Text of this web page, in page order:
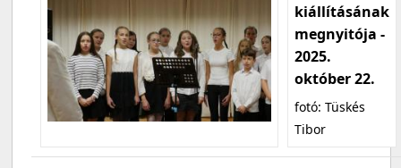
kiállításának
megnyitója -
2025.
október 22.
fotó: Tüskés
Tibor